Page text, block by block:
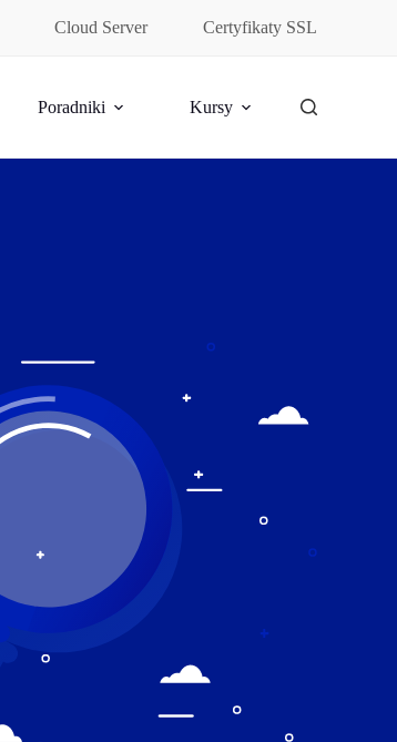
Cloud Server Certyfikaty SSL
Poradniki Kursy